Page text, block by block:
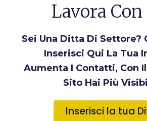
Lavora
Sei Una Ditta Di Settore?
Inserisci Qui La Tua
Aumenta I Contatti, Con
Sito Hai Più
Inserisci la tua